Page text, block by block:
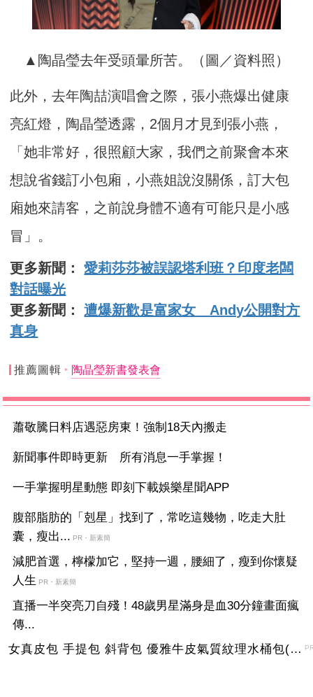
▲陶晶瑩去年受頭暈所苦。（圖／資料照）
此外，去年陶喆演唱會之際，張小燕爆出健康
亮紅燈，陶晶瑩透露，2個月才見到張小燕，
「她非常好，很照顧大家，我們之前聚會本來
想說省錢訂小包廂，小燕姐說沒關係，訂大包
廂她來請客，之前說身體不適有可能只是小感
冒」。
更多新聞：愛莉莎莎被誤認塔利班？印度老闆
對話曝光
更多新聞：遭爆新歡是富家女 Andy公開對方
真身
推薦圖輯 陶晶瑩新書發表會
蕭敬騰日料店遇惡房東！強制18天內搬走
新聞事件即時更新 所有消息一手掌握！
一手掌握明星動態 即刻下載娛樂星聞APP
腹部脂肪的「剋星」找到了，常吃這幾物，吃走大肚
囊，瘦出... PR・新素簡
減肥首選，檸檬加它，堅持一週，腰細了，瘦到你懷疑
人生 PR・新素簡
直播一半突亮刀自殘！48歲男星滿身是血30分鐘畫面瘋
傳...
女真皮包 手提包 斜背包 優雅牛皮氣質紋理水桶包(2色)【XBO7950112】＊艾美時尚(現+預)